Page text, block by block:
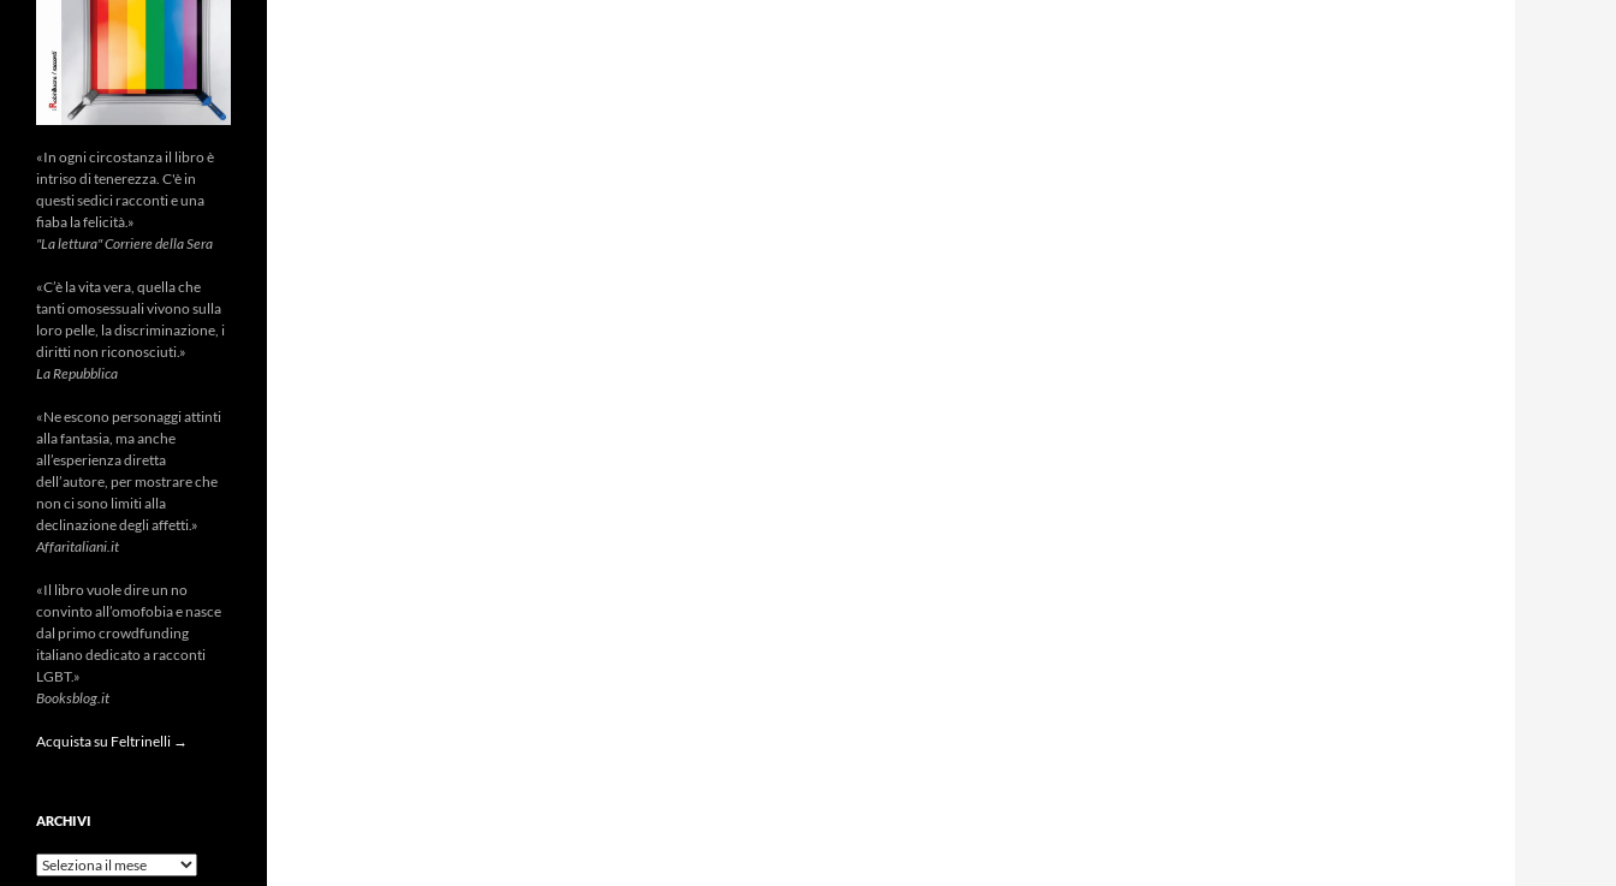
«In ogni circostanza il libro è
intriso di tenerezza. C'è in
questi sedici racconti e una
fiaba la felicità.»
"La lettura" Corriere della Sera
«C’è la vita vera, quella che
tanti omosessuali vivono sulla
loro pelle, la discriminazione, i
diritti non riconosciuti.»
La Repubblica
«Ne escono personaggi attinti
alla fantasia, ma anche
all’esperienza diretta
dell’autore, per mostrare che
non ci sono limiti alla
declinazione degli affetti.»
Affaritaliani.it
«Il libro vuole dire un no
convinto all’omofobia e nasce
dal primo crowdfunding
italiano dedicato a racconti
LGBT.»
Booksblog.it
Acquista su Feltrinelli →
ARCHIVI
Archivi